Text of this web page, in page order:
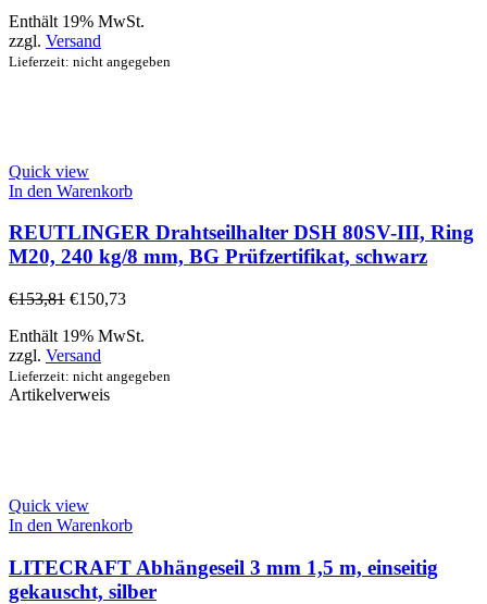
Enthält 19% MwSt.
zzgl. Versand
Lieferzeit: nicht angegeben
Quick view
In den Warenkorb
REUTLINGER Drahtseilhalter DSH 80SV-III, Ring
M20, 240 kg/8 mm, BG Prüfzertifikat, schwarz
€153,81 €150,73
Enthält 19% MwSt.
zzgl. Versand
Lieferzeit: nicht angegeben
Artikelverweis
Quick view
In den Warenkorb
LITECRAFT Abhängeseil 3 mm 1,5 m, einseitig
gekauscht, silber